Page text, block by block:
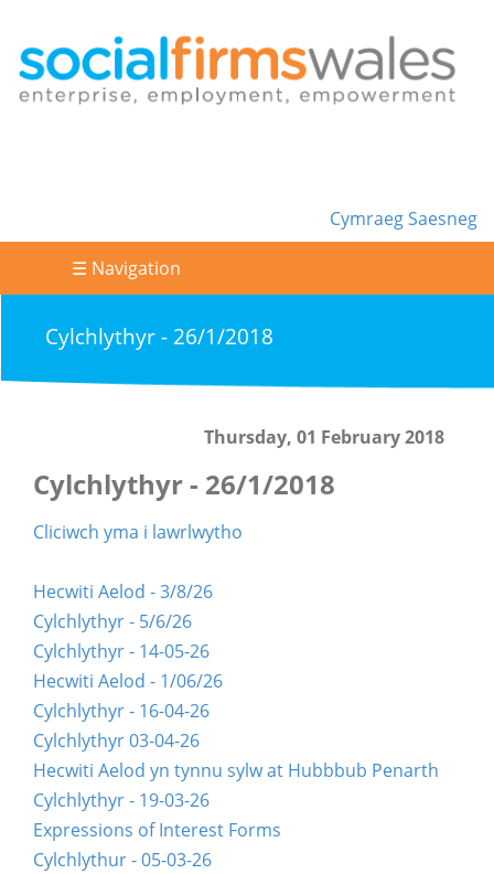
CymraegSaesneg
☰ Navigation
Cylchlythyr - 26/1/2018
Thursday, 01 February 2018
Cylchlythyr - 26/1/2018
Cliciwch yma i lawrlwytho
Hecwiti Aelod - 3/8/26
Cylchlythyr - 5/6/26
Cylchlythyr - 14-05-26
Hecwiti Aelod - 1/06/26
Cylchlythyr - 16-04-26
Cylchlythyr 03-04-26
Hecwiti Aelod yn tynnu sylw at Hubbbub Penarth
Cylchlythyr - 19-03-26
Expressions of Interest Forms
Cylchlythur - 05-03-26